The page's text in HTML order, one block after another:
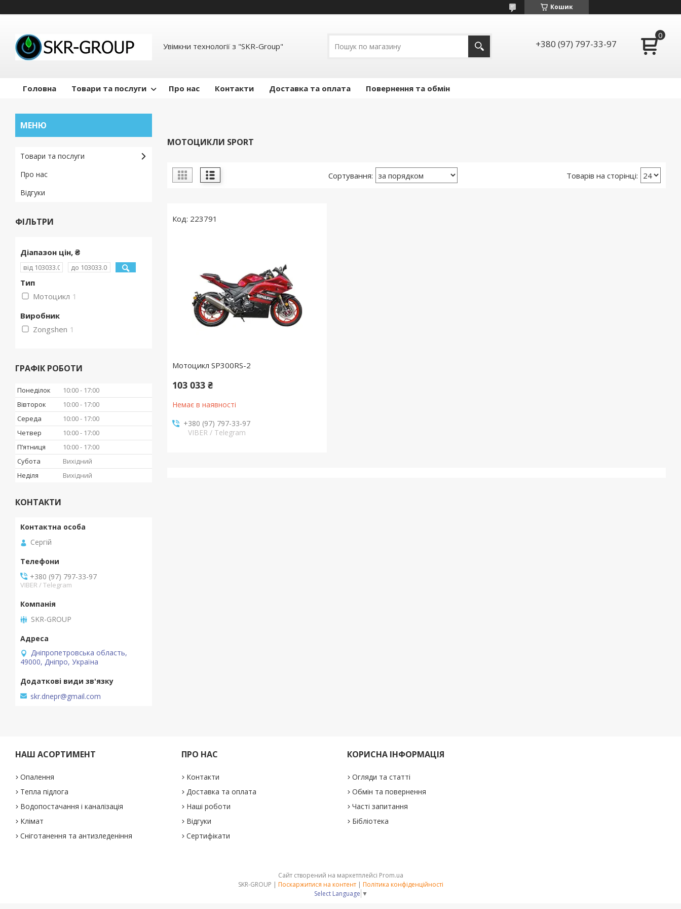
Кошик
Увімкни технології з "SKR-Group" +380 (97) 797-33-97
Головна Товари та послуги Про нас Контакти Доставка та оплата Повернення та обмін
МОТОЦИКЛИ SPORT
223791
Мотоцикл SP300RS-2
103 033 ₴
Немає в наявності
+380 (97) 797-33-97
VIBER / Telegram
Товари та послуги
Про нас
Відгуки
ФІЛЬТРИ
Діапазон цін, ₴
Тип
Мотоцикл 1
Виробник
Zongshen 1
ГРАФІК РОБОТИ
Понеділок 10:00
17:00
Вівторок
10:00
17:00
Середа
10:00
17:00
Четвер
10:00
17:00
Пʼятниця
10:00
17:00
Субота
Вихідний
Неділя
Вихідний
КОНТАКТИ
Сергій
+380 (97) 797-33-97
VIBER / Telegram
SKR-GROUP
Дніпропетровська область,
49000, Дніпро, Україна
skr.dnepr@gmail.com
НАШ АСОРТИМЕНТ
Опалення
Тепла підлога
Водопостачання і каналізація
Клімат
Сніготанення та антизледеніння
ПРО НАС
Контакти
Доставка та оплата
Наші роботи
Відгуки
Сертифікати
КОРИСНА ІНФОРМАЦІЯ
Огляди та статті
Обмін та повернення
Часті запитання
Бібліотека
Сайт створений на маркетплейсі Prom.ua
SKR-GROUP | Поскаржитися на контент | Політика конфіденційності
Select Language ▼